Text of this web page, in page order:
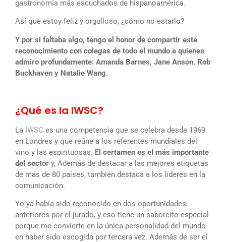
gastronomía más escuchados de hispanoamérica.
Así que estoy feliz y orgulloso, ¿cómo no estarlo?
Y por si faltaba algo, tengo el honor de compartir este
reconocimiento con colegas de todo el mundo a quienes
admiro profundamente: Amanda Barnes, Jane Anson, Rob
Buckhaven y Natalie Wang.
¿Qué es la IWSC?
La IWSC es una competencia que se celebra desde 1969
en Londres y que reúne a los referentes mundiales del
vino y las espirituosas. El certamen es el más importante
del sector y, Además de destacar a las mejores etiquetas
de más de 80 países, también destaca a los líderes en la
comunicación.
Yo ya había sido reconocido en dos oportunidades
anteriores por el jurado, y eso tiene un saborcito especial
porque me convierte en la única personalidad del mundo
en haber sido escogida por tercera vez. Además de ser el